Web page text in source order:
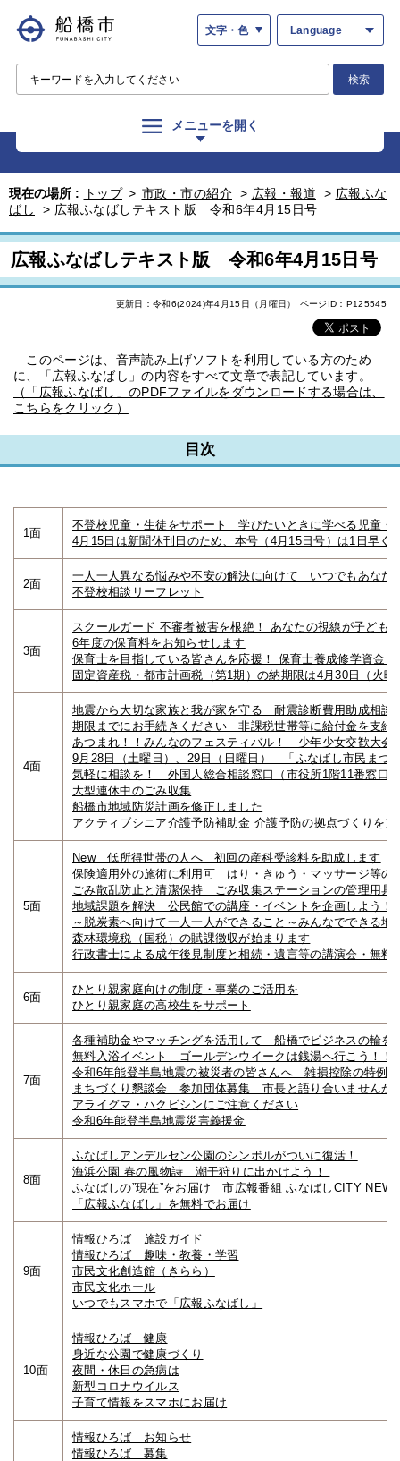
文字・色 Language
検索
メニューを開く
現在の場所 : トップ > 市政・市の紹介 > 広報・報道 > 広報ふな
ばし
> 広報ふなばしテキスト版 令和6年4月15日号
広報ふなばしテキスト版 令和6年4月15日号
更新日：令和6(2024)年4月15日（月曜日） ページID：P125545
このページは、音声読み上げソフトを利用している方のため
に、「広報ふなばし」の内容をすべて文章で表記しています。
（「広報ふなばし」のPDFファイルをダウンロードする場合は、
こちらをクリック）
目次
1面
不登校児童・生徒をサポート 学びたいときに学べる児童・
4月15日は新聞休刊日のため、本号（4月15日号）は1日早く
2面
一人一人異なる悩みや不安の解決に向けて いつでもあなた
不登校相談リーフレット
3面
スクールガード 不審者被害を根絶！ あなたの視線が子ども
6年度の保育料をお知らせします
保育士を目指している皆さんを応援！ 保育士養成修学資金
固定資産税・都市計画税（第1期）の納期限は4月30日（火曜
4面
地震から大切な家族と我が家を守る 耐震診断費用助成相談
期限までにお手続きください 非課税世帯等に給付金を支給
あつまれ！！みんなのフェスティバル！ 少年少女交歓大会
9月28日（土曜日）、29日（日曜日） 「ふなばし市民まつ
気軽に相談を！ 外国人総合相談窓口（市役所1階11番窓口
大型連休中のごみ収集
船橋市地域防災計画を修正しました
アクティブシニア介護予防補助金 介護予防の拠点づくりを
5面
New 低所得世帯の人へ 初回の産科受診料を助成します
保険適用外の施術に利用可 はり・きゅう・マッサージ等の
ごみ散乱防止と清潔保持 ごみ収集ステーションの管理用具
地域課題を解決 公民館での講座・イベントを企画しよう！
～脱炭素へ向けて一人一人ができること～みんなでできる地
森林環境税（国税）の賦課徴収が始まります
行政書士による成年後見制度と相続・遺言等の講演会・無料
6面
ひとり親家庭向けの制度・事業のご活用を
ひとり親家庭の高校生をサポート
7面
各種補助金やマッチングを活用して 船橋でビジネスの輪を
無料入浴イベント ゴールデンウイークは銭湯へ行こう！！
令和6年能登半島地震の被災者の皆さんへ 雑損控除の特例
まちづくり懇談会 参加団体募集 市長と語り合いませんか
アライグマ・ハクビシンにご注意ください
令和6年能登半島地震災害義援金
8面
ふなばしアンデルセン公園のシンボルがついに復活！
海浜公園 春の風物詩 潮干狩りに出かけよう！
ふなばしの”現在”をお届け 市広報番組 ふなばしCITY
「広報ふなばし」を無料でお届け
9面
情報ひろば 施設ガイド
情報ひろば 趣味・教養・学習
市民文化創造館（きらら）
市民文化ホール
いつでもスマホで「広報ふなばし」
10面
情報ひろば 健康
身近な公園で健康づくり
夜間・休日の急病は
新型コロナウイルス
子育て情報をスマホにお届け
情報ひろば お知らせ
情報ひろば 募集